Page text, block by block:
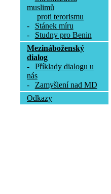
muslimů
proti terorismu
-
Stánek míru
-
Studny pro Benin
Mezináboženský
dialog
-
Příklady dialogu u
nás
-
Zamyšlení nad MD
Odkazy